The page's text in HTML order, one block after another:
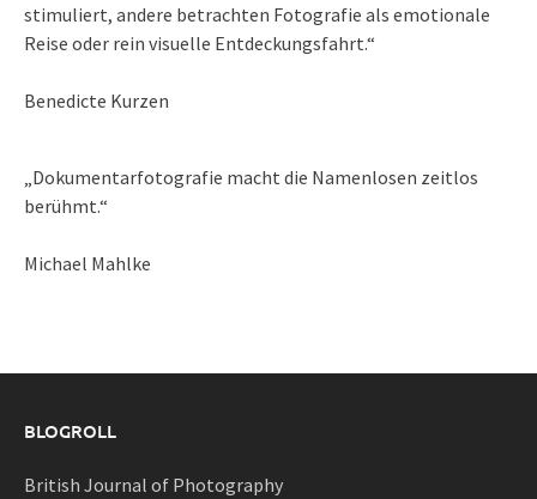
stimuliert, andere betrachten Fotografie als emotionale
Reise oder rein visuelle Entdeckungsfahrt.“
Benedicte Kurzen
„Dokumentarfotografie macht die Namenlosen zeitlos
berühmt.“
Michael Mahlke
BLOGROLL
British Journal of Photography